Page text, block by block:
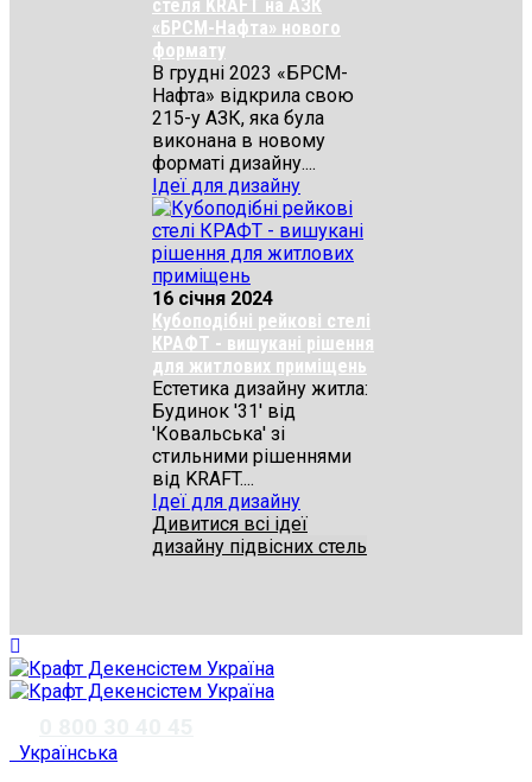
стеля KRAFT на АЗК
«БРСМ-Нафта» нового
формату
В грудні 2023 «БРСМ-
Нафта» відкрила свою
215-у АЗК, яка була
виконана в новому
форматі дизайну....
Ідеї для дизайну
16 січня 2024
Кубоподібні рейкові стелі
КРАФТ - вишукані рішення
для житлових приміщень
Естетика дизайну житла:
Будинок '31' від
'Ковальська' зі
стильними рішеннями
від KRAFT....
Ідеї для дизайну
Дивитися всі ідеї
дизайну підвісних стель
Українська